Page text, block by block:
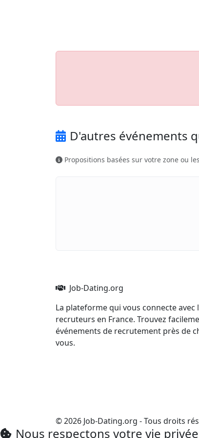
D'autres événements
Propositions basées sur votre zone ou
Job-Dating.org
La plateforme qui vous connecte avec
recruteurs en France. Trouvez
événements de recrutement près de
vous.
© 2026 Job-Dating.org - Tous droits
Nous respectons votre vie privée